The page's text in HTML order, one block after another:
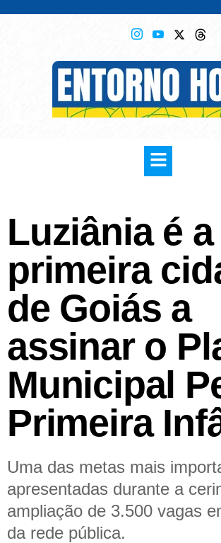
Luziânia é a
primeira
de Goiás a
assinar o
Municipal
Primeira
Uma das metas mais
apresentadas durante a
ampliação de 3.500 vagas
da rede pública.